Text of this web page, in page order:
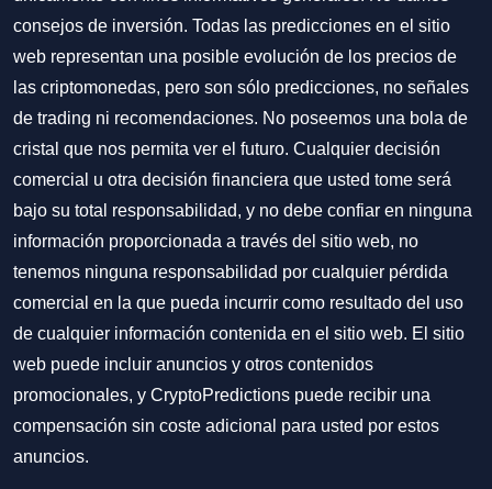
consejos de inversión. Todas las predicciones en el sitio
web representan una posible evolución de los precios de
las criptomonedas, pero son sólo predicciones, no señales
de trading ni recomendaciones. No poseemos una bola de
cristal que nos permita ver el futuro. Cualquier decisión
comercial u otra decisión financiera que usted tome será
bajo su total responsabilidad, y no debe confiar en ninguna
información proporcionada a través del sitio web, no
tenemos ninguna responsabilidad por cualquier pérdida
comercial en la que pueda incurrir como resultado del uso
de cualquier información contenida en el sitio web. El sitio
web puede incluir anuncios y otros contenidos
promocionales, y CryptoPredictions puede recibir una
compensación sin coste adicional para usted por estos
anuncios.